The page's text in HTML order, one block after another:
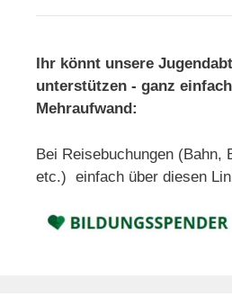
Ihr könnt unsere
unterstützen - ganz
Mehraufwand:
Bei Reisebuchungen (Bahn,
etc.) einfach über diesen